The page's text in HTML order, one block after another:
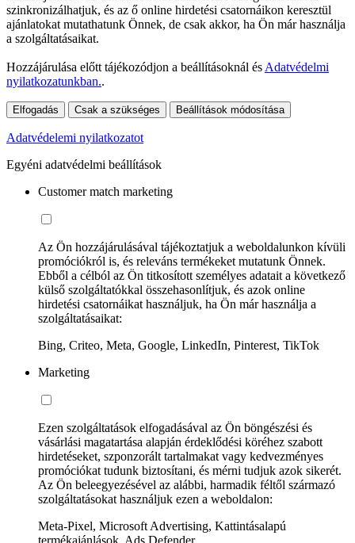
szinkronizálhatjuk, és az ő online hirdetési csatornáikon keresztül
ajánlatokat mutathatunk Önnek, de csak akkor, ha Ön már használja
a szolgáltatásaikat.
Hozzájárulása előtt tájékozódjon a beállításoknál és Adatvédelmi
nyilatkozatunkban..
Elfogadás Csak a szükséges Beállítások módosítása
Adatvédelemi nyilatkozatot
Egyéni adatvédelmi beállítások
Customer match marketing
Az Ön hozzájárulásával tájékoztatjuk a weboldalunkon kívüli
promóciókról is, és releváns termékeket mutatunk Önnek.
Ebből a célból az Ön titkosított személyes adatait a következő
külső szolgáltatókkal összehasonlítjuk, és azok online
hirdetési csatornáikat használjuk, ha Ön már használja a
szolgáltatásaikat:
Bing, Criteo, Meta, Google, LinkedIn, Pinterest, TikTok
Marketing
Ezen szolgáltatások elfogadásával az Ön böngészési és
vásárlási magatartása alapján érdeklődési köréhez szabott
hirdetéseket, szponzorált tartalmakat vagy kedvezményes
promóciókat tudunk biztosítani, és mérni tudjuk azok sikerét.
Az Ön beleegyezésével az alábbi, harmadik féltől származó
szolgáltatásokat használjuk ezen a weboldalon:
Meta-Pixel, Microsoft Advertising, Kattintásalapú
termékajánlások, Ads Defender